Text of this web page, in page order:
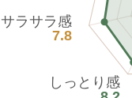
しっとり感
サラサラ感
7.8